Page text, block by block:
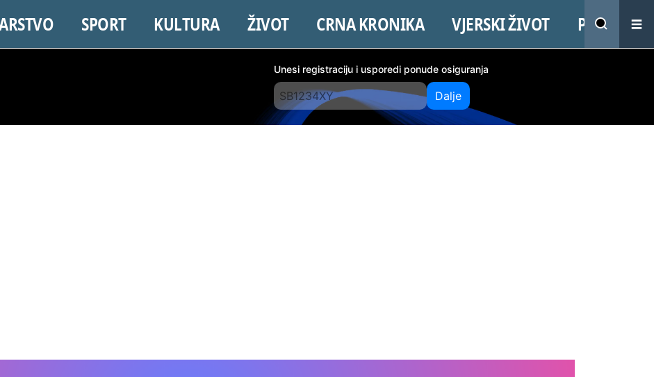
SPORT KULTURA ŽIVOT CRNA KRONIKA VJERSKI ŽIVOT PROMO
Unesi registraciju i usporedi ponude osiguranja
Dalje